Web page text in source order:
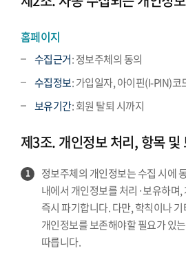
홈페이지
수집근거: 정보주체의 동의
수집정보: 가입일자, 아이핀(I-PIN)코
보유기간: 회원 탈퇴 시까지
제3조. 개인정보 처리, 항목 및
1
정보주체의 개인정보는 수집 시에
내에서 개인정보를 처리·보유하며
즉시 파기합니다. 다만, 학칙이나
개인정보를 보존해야할 필요가 있
따릅니다.